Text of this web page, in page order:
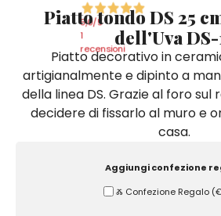
5,0/5
1
recensioni
Piatto tondo DS 25
dell'Uva DS-
Piatto decorativo in
artigianalmente e dipinto a
della linea DS. Grazie al foro
decidere di fissarlo al muro e
casa.
Aggiungi confezione
Ⰶ Confezione Regalo (
Set Sushi
Sottopentola & Sottobottiglia
Tazzine da Caffè con Piattino
Tegami e Zuppiere
Tovagliette Americane &
Tazzine da Caffè con Piattino
Tegami e Zuppiere
Tovaglie
Tovagliette Americane & Sottopiatti
Tazzine da Caffè con Piattino
Tegami e Zuppiere
Tovaglie
Tovagliette Americane & Sottopiatti